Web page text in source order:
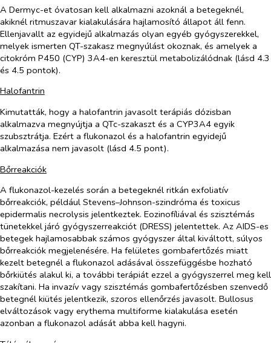
A Dermyc-et óvatosan kell alkalmazni azoknál a betegeknél,
akiknél ritmuszavar kialakulására hajlamosító állapot áll fenn.
Ellenjavallt az egyidejű alkalmazás olyan egyéb gyógyszerekkel,
melyek ismerten QT-szakasz megnyúlást okoznak, és amelyek a
citokróm P450 (CYP) 3A4-en keresztül metabolizálódnak (lásd 4.3
és 4.5 pontok).
Halofantrin
Kimutatták, hogy a halofantrin javasolt terápiás dózisban
alkalmazva megnyújtja a QTc-szakaszt és a CYP3A4 egyik
szubsztrátja. Ezért a flukonazol és a halofantrin egyidejű
alkalmazása nem javasolt (lásd 4.5 pont).
Bőrreakciók
A flukonazol-kezelés során a betegeknél ritkán exfoliatív
bőrreakciók, például Stevens–Johnson-szindróma és toxicus
epidermalis necrolysis jelentkeztek. Eozinofíliával és szisztémás
tünetekkel járó gyógyszerreakciót (DRESS) jelentettek. Az AIDS-es
betegek hajlamosabbak számos gyógyszer által kiváltott, súlyos
bőrreakciók megjelenésére. Ha felületes gombafertőzés miatt
kezelt betegnél a flukonazol adásával összefüggésbe hozható
bőrkiütés alakul ki, a további terápiát ezzel a gyógyszerrel meg kell
szakítani. Ha invazív vagy szisztémás gombafertőzésben szenvedő
betegnél kiütés jelentkezik, szoros ellenőrzés javasolt. Bullosus
elváltozások vagy erythema multiforme kialakulása esetén
azonban a flukonazol adását abba kell hagyni.